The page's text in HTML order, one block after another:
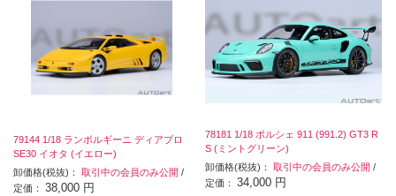
79144 1/18 ランボルギーニ ディアブロ
SE30 イオタ (イエロー)
卸価格(税抜)： 取引中の会員のみ公開 /
定価： 38,000 円
78181 1/18 ポルシェ 911 (991.2) GT3 R
S (ミントグリーン)
卸価格(税抜)：取引中の会員のみ公開 /
定価：34,000 円